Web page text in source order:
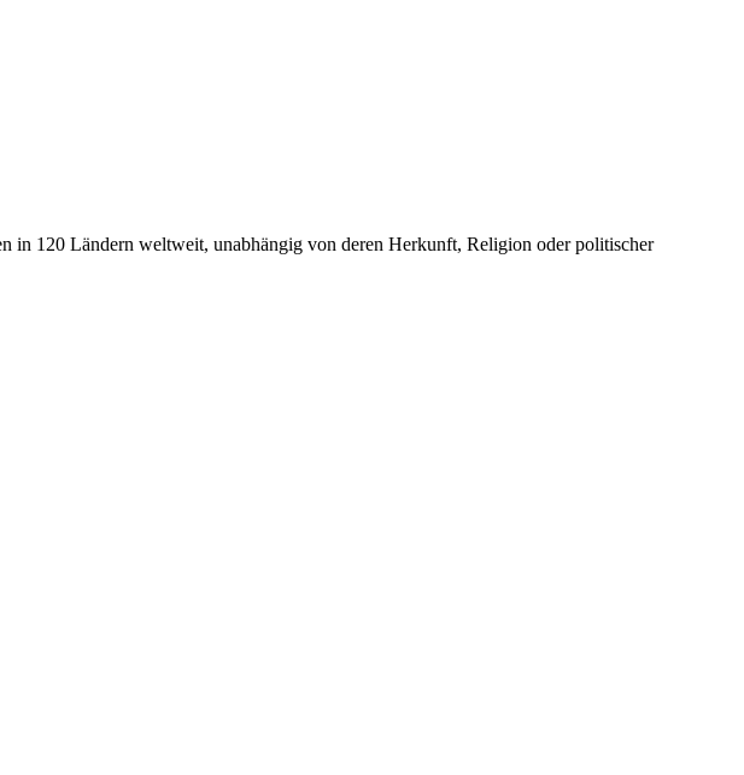
120 Ländern weltweit, unabhängig von deren Herkunft, Religion oder politischer